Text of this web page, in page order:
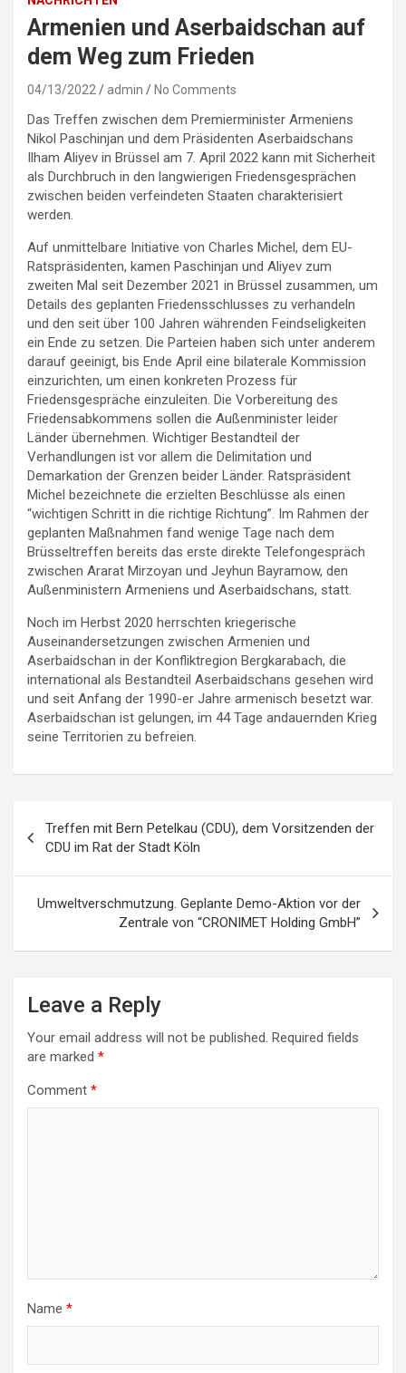
Armenien und Aserbaidschan auf
dem Weg zum Frieden
04/13/2022 admin No Comments
Das Treffen zwischen dem Premierminister Armeniens
Nikol Paschinjan und dem Präsidenten Aserbaidschans
Ilham Aliyev in Brüssel am 7. April 2022 kann mit Sicherheit
als Durchbruch in den langwierigen Friedensgesprächen
zwischen beiden verfeindeten Staaten charakterisiert
werden.
Auf unmittelbare Initiative von Charles Michel, dem EU-
Ratspräsidenten, kamen Paschinjan und Aliyev zum
zweiten Mal seit Dezember 2021 in Brüssel zusammen, um
Details des geplanten Friedensschlusses zu verhandeln
und den seit über 100 Jahren währenden Feindseligkeiten
ein Ende zu setzen. Die Parteien haben sich unter anderem
darauf geeinigt, bis Ende April eine bilaterale Kommission
einzurichten, um einen konkreten Prozess für
Friedensgespräche einzuleiten. Die Vorbereitung des
Friedensabkommens sollen die Außenminister leider
Länder übernehmen. Wichtiger Bestandteil der
Verhandlungen ist vor allem die Delimitation und
Demarkation der Grenzen beider Länder. Ratspräsident
Michel bezeichnete die erzielten Beschlüsse als einen
“wichtigen Schritt in die richtige Richtung”. Im Rahmen der
geplanten Maßnahmen fand wenige Tage nach dem
Brüsseltreffen bereits das erste direkte Telefongespräch
zwischen Ararat Mirzoyan und Jeyhun Bayramow, den
Außenministern Armeniens und Aserbaidschans, statt.
Noch im Herbst 2020 herrschten kriegerische
Auseinandersetzungen zwischen Armenien und
Aserbaidschan in der Konfliktregion Bergkarabach, die
international als Bestandteil Aserbaidschans gesehen wird
und seit Anfang der 1990-er Jahre armenisch besetzt war.
Aserbaidschan ist gelungen, im 44 Tage andauernden Krieg
seine Territorien zu befreien.
navigation
Treffen mit Bern Petelkau (CDU), dem Vorsitzenden der
CDU im Rat der Stadt Köln
Umweltverschmutzung. Geplante Demo-Aktion vor der
Zentrale von “CRONIMET Holding GmbH”
Leave a Reply
Your email address will not be published. Required fields
are marked *
Comment *
Name *